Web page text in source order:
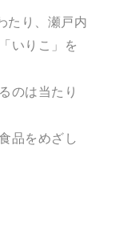
たり、瀬戸内
いりこ」を
のは当たり
品をめざし